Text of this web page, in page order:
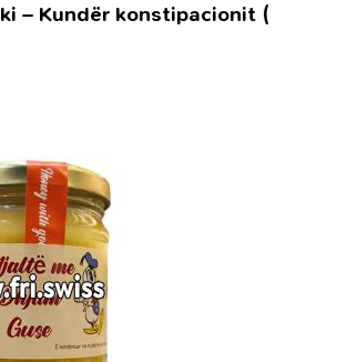
– Kundër konstipacionit (